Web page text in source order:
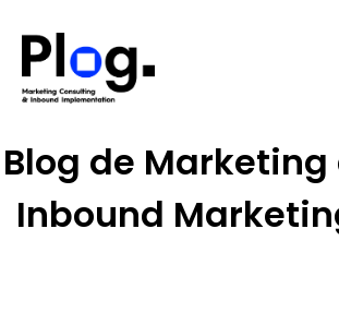
Blog de
Inbound